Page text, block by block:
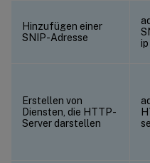
Hinzufügen einer
SNIP-Adresse
ip
Erstellen von
Diensten, die HTTP-
Server darstellen